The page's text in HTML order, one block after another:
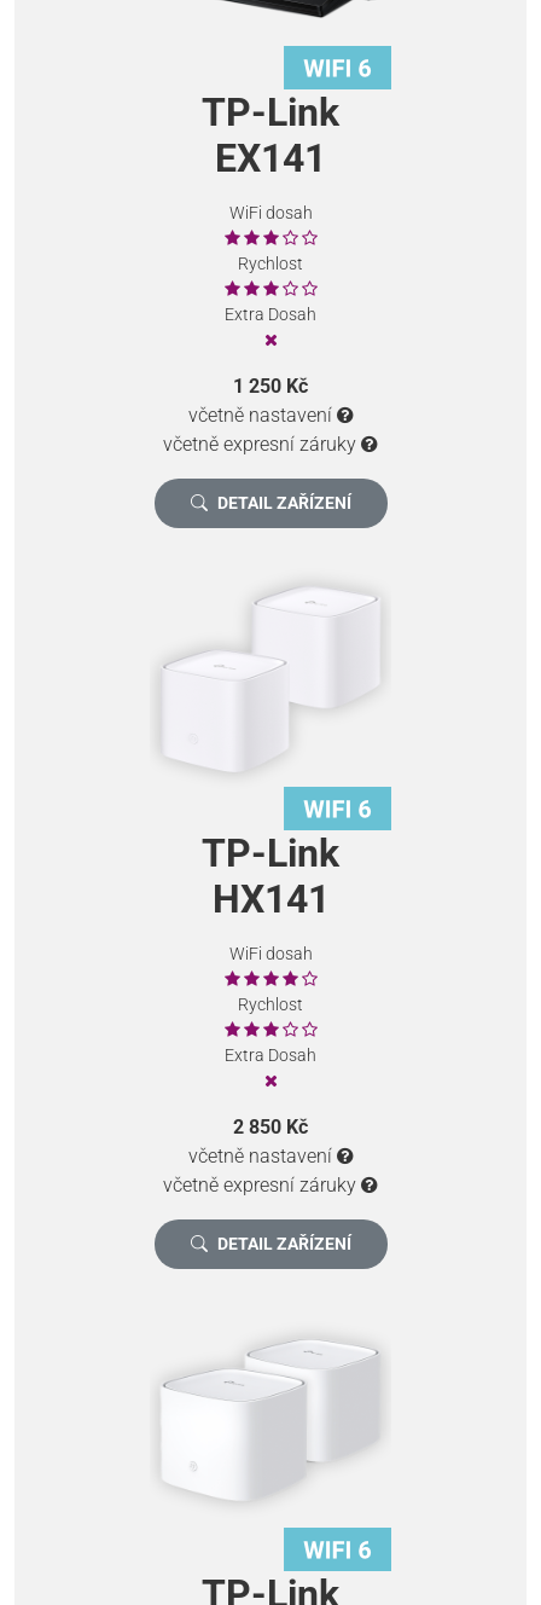
TP-Link
EX141
WiFi dosah
Rychlost
Extra Dosah
1 250 Kč
včetně nastavení
včetně expresní záruky
DETAIL ZAŘÍZENÍ
TP-Link
HX141
WiFi dosah
Rychlost
Extra Dosah
2 850 Kč
včetně nastavení
včetně expresní záruky
DETAIL ZAŘÍZENÍ
TP-Link